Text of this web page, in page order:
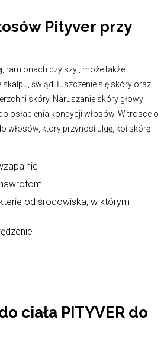
Pityver przy
ramionach czy szyi, może także
świąd, łuszczenie się skóry oraz
skóry. Naruszanie skóry głowy
osłabienia kondycji włosów. W trosce o
włosów, który przynosi ulgę, koi skórę
od środowiska, w którym
ciała PITYVER do